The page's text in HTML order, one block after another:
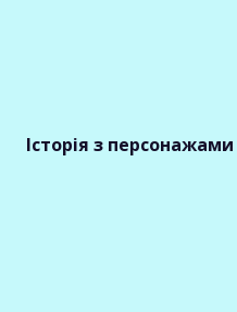
Історія з персонажами